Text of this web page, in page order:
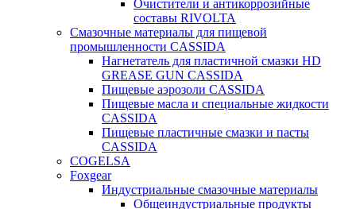
Очистители и антикоррозийные
составы RIVOLTA
Смазочные материалы для пищевой
промышленности CASSIDA
Нагнетатель для пластичной смазки HD
GREASE GUN CASSIDA
Пищевые аэрозоли CASSIDA
Пищевые масла и специальные жидкости
CASSIDA
Пищевые пластичные смазки и пасты
CASSIDA
COGELSA
Foxgear
Индустриальные смазочные материалы
Общеиндустриальные продукты